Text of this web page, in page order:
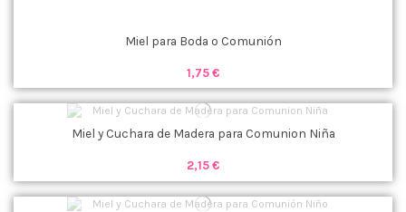
Miel para Boda o Comunión
1,75 €
Miel y Cuchara de Madera para Comunion Niña
2,15 €